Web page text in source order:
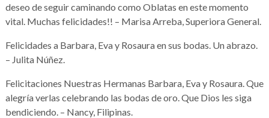
deseo de seguir caminando como Oblatas en este momento
vital. Muchas felicidades!! – Marisa Arreba, Superiora General.
Felicidades a Barbara, Eva y Rosaura en sus bodas. Un abrazo.
– Julita Núñez.
Felicitaciones Nuestras Hermanas Barbara, Eva y Rosaura. Que
alegría verlas celebrando las bodas de oro. Que Dios les siga
bendiciendo. – Nancy, Filipinas.